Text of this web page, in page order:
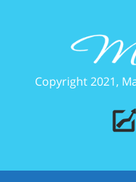
Copyright 2021,